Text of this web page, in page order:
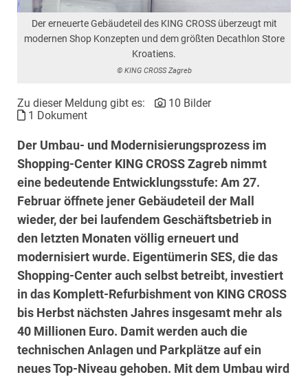
Der erneuerte Gebäudeteil des KING CROSS überzeugt mit
modernen Shop Konzepten und dem größten Decathlon Store
Kroatiens.
© KING CROSS Zagreb
Zu dieser Meldung gibt es:
10 Bilder
1 Dokument
Der Umbau- und Modernisierungsprozess im
Shopping-Center KING CROSS Zagreb nimmt
eine bedeutende Entwicklungsstufe: Am 27.
Februar öffnete jener Gebäudeteil der Mall
wieder, der bei laufendem Geschäftsbetrieb in
den letzten Monaten völlig erneuert und
modernisiert wurde. Eigentümerin SES, die das
Shopping-Center auch selbst betreibt, investiert
in das Komplett-Refurbishment von KING CROSS
bis Herbst nächsten Jahres insgesamt mehr als
40 Millionen Euro. Damit werden auch die
technischen Anlagen und Parkplätze auf ein
neues Top-Niveau gehoben. Mit dem Umbau wird